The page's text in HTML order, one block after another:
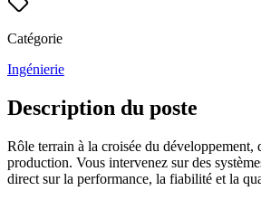
Catégorie
Ingénierie
Description du poste
Rôle terrain à la croisée du développement,
production. Vous intervenez sur des
direct sur la performance, la fiabilité et la